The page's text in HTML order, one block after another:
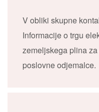
V obliki skupne
Informacije o trgu
zemeljskega plina
poslovne odjemalce.